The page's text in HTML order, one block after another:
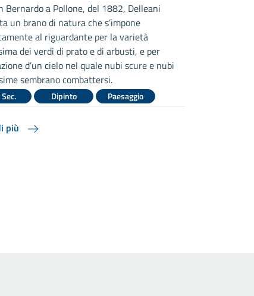
Bernardo a Pollone, del 1882, Delleani
un brano di natura che s’impone
al riguardante per la varietà
dei verdi di prato e di arbusti, e per
d’un cielo nel quale nubi scure e nubi
sembrano combattersi.
Dipinto Paesaggio
più